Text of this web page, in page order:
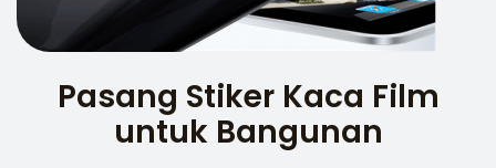
Pasang Stiker Kaca Film
untuk Bangunan